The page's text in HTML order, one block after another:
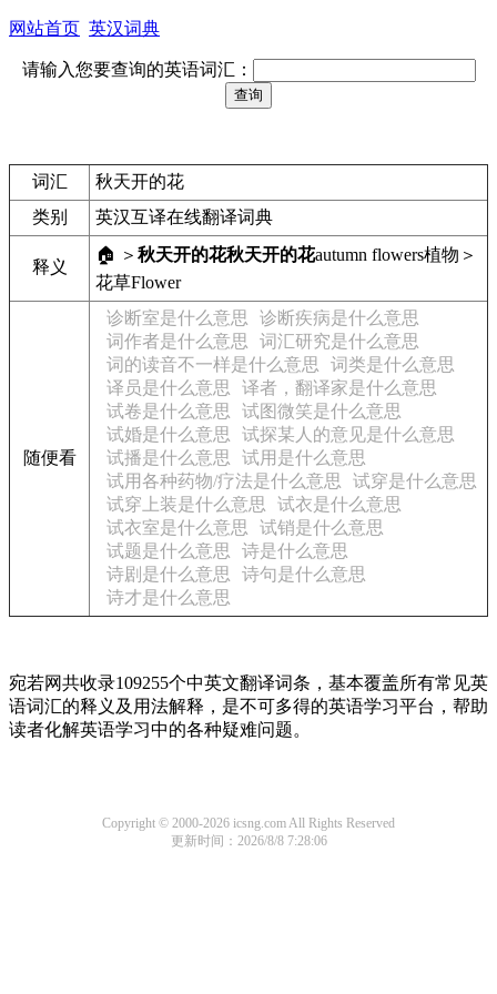
网站首页 英汉词典
请输入您要查询的英语词汇：
词汇
秋天开的花
类别
英汉互译在线翻译词典
释义
🏠 ＞ 秋天开的花秋天开的花autumn flowers植物＞
花草Flower
随便看
诊断室是什么意思
诊断疾病是什么意思
词作者是什么意思
词汇研究是什么意思
词的读音不一样是什么意思
词类是什么意思
译员是什么意思
译者，翻译家是什么意思
试卷是什么意思
试图微笑是什么意思
试婚是什么意思
试探某人的意见是什么意思
试播是什么意思
试用是什么意思
试用各种药物/疗法是什么意思
试穿是什么意思
试穿上装是什么意思
试衣是什么意思
试衣室是什么意思
试销是什么意思
试题是什么意思
诗是什么意思
诗剧是什么意思
诗句是什么意思
诗才是什么意思
宛若网共收录109255个中英文翻译词条，基本覆盖所有常见英
语词汇的释义及用法解释，是不可多得的英语学习平台，帮助
读者化解英语学习中的各种疑难问题。
Copyright © 2000-2026 icsng.com All Rights Reserved
更新时间：2026/8/8 7:28:06